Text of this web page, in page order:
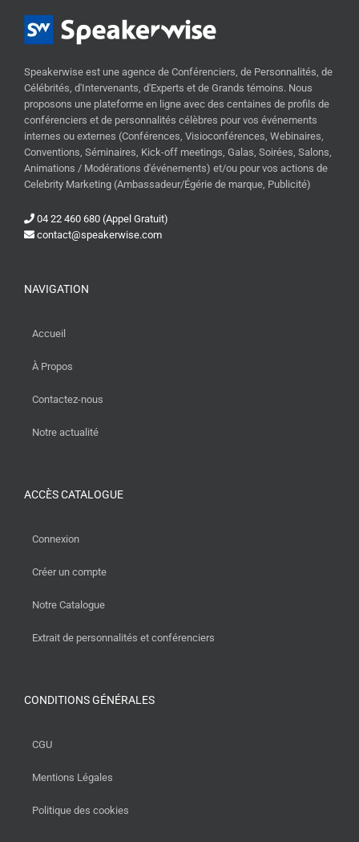
Speakerwise est une agence de Conférenciers, de Personnalités, de
Célébrités, d'Intervenants, d'Experts et de Grands témoins. Nous
proposons une plateforme en ligne avec des centaines de profils de
conférenciers et de personnalités célèbres pour vos événements
internes ou externes (Conférences, Visioconférences, Webinaires,
Conventions, Séminaires, Kick-off meetings, Galas, Soirées, Salons,
Animations / Modérations d'événements) et/ou pour vos actions de
Celebrity Marketing (Ambassadeur/Égérie de marque, Publicité)
04 22 460 680 (Appel Gratuit)
contact@speakerwise.com
NAVIGATION
Accueil
À Propos
Contactez-nous
Notre actualité
ACCÈS CATALOGUE
Connexion
Créer un compte
Notre Catalogue
Extrait de personnalités et conférenciers
CONDITIONS GÉNÉRALES
CGU
Mentions Légales
Politique des cookies